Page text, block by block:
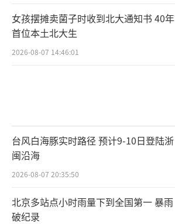
女孩摆摊卖菌子时收到北大通知书 40年
首位本土北大生
2026-08-07 14:46:01
台风白海豚实时路径 预计9-10日登陆浙
闽沿海
2026-08-07 20:35:50
北京多站点小时雨量下到全国第一 暴雨
破纪录